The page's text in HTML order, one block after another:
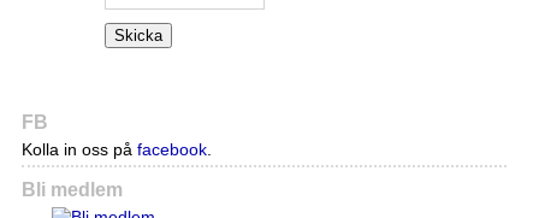
Skicka
FB
Kolla in oss på facebook.
Bli medlem